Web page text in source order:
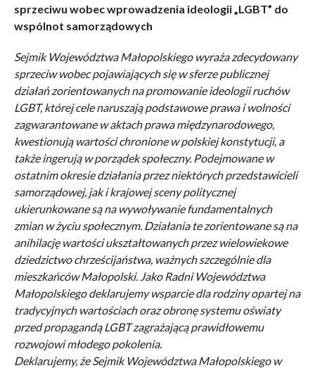
sprzeciwu wobec wprowadzenia ideologii „LGBT” do
wspólnot samorządowych
Sejmik Województwa Małopolskiego wyraża zdecydowany
sprzeciw wobec pojawiających się w sferze publicznej
działań zorientowanych na promowanie ideologii ruchów
LGBT, której cele naruszają podstawowe prawa i wolności
zagwarantowane w aktach prawa międzynarodowego,
kwestionują wartości chronione w polskiej konstytucji, a
także ingerują w porządek społeczny. Podejmowane w
ostatnim okresie działania przez niektórych przedstawicieli
samorządowej, jak i krajowej sceny politycznej
ukierunkowane są na wywoływanie fundamentalnych
zmian w życiu społecznym. Działania te zorientowane są na
anihilację wartości ukształtowanych przez wielowiekowe
dziedzictwo chrześcijaństwa, ważnych szczególnie dla
mieszkańców Małopolski. Jako Radni Województwa
Małopolskiego deklarujemy wsparcie dla rodziny opartej na
tradycyjnych wartościach oraz obronę systemu oświaty
przed propagandą LGBT zagrażającą prawidłowemu
rozwojowi młodego pokolenia.
Deklarujemy, że Sejmik Województwa Małopolskiego w